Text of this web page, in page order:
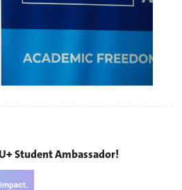
Student Ambassador!